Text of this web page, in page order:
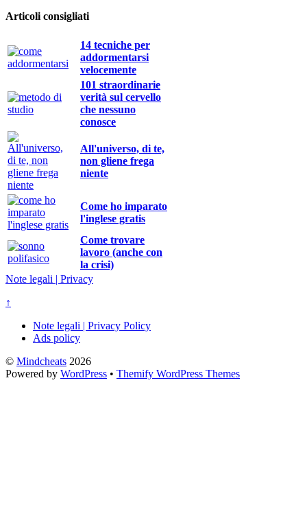
Articoli consigliati
14 tecniche per
addormentarsi
velocemente
101 straordinarie
verità sul cervello
che nessuno
conosce
All'universo, di te,
non gliene frega
niente
Come ho imparato
l'inglese gratis
Come trovare
lavoro (anche con
la crisi)
Note legali | Privacy
↑
Note legali | Privacy Policy
Ads policy
© Mindcheats 2026
Powered by WordPress • Themify WordPress Themes